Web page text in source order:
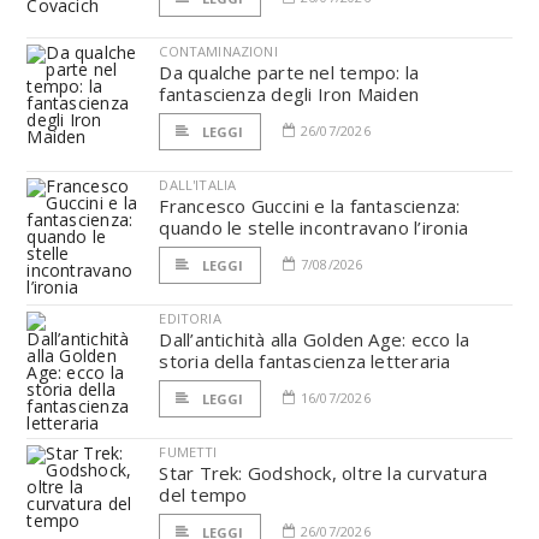
CONTAMINAZIONI
Da qualche parte nel tempo: la
fantascienza degli Iron Maiden
LEGGI 26/07/2026
DALL'ITALIA
Francesco Guccini e la fantascienza:
quando le stelle incontravano l’ironia
LEGGI 7/08/2026
EDITORIA
Dall’antichità alla Golden Age: ecco la
storia della fantascienza letteraria
LEGGI 16/07/2026
FUMETTI
Star Trek: Godshock, oltre la curvatura
del tempo
LEGGI 26/07/2026